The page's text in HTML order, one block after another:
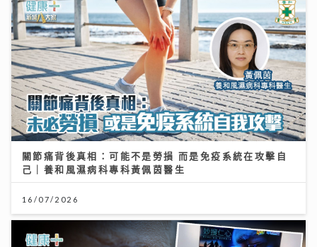
關節痛背後真相：可能不是勞損 而是免疫系統在攻擊自
己｜養和風濕病科專科黃佩茵醫生
16/07/2026